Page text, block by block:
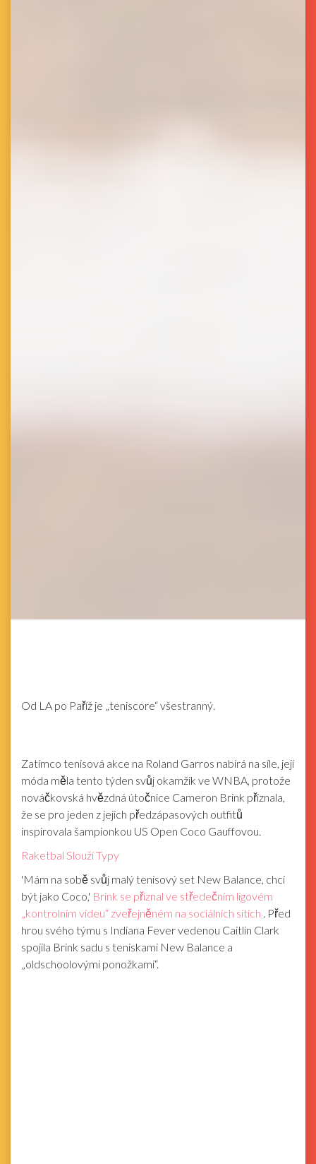
Od LA po Paříž je „teniscore“ všestranný.
Zatímco tenisová akce na Roland Garros nabírá na síle, její
móda měla tento týden svůj okamžik ve WNBA, protože
nováčkovská hvězdná útočnice Cameron Brink přiznala,
že se pro jeden z jejích předzápasových outfitů
inspirovala šampionkou US Open Coco Gauffovou.
Raketbal Slouží Typy
'Mám na sobě svůj malý tenisový set New Balance, chci
být jako Coco,' Brink se přiznal ve středečním ligovém
„kontrolním videu“ zveřejněném na sociálních sítích . Před
hrou svého týmu s Indiana Fever vedenou Caitlin Clark
spojila Brink sadu s teniskami New Balance a
„oldschoolovými ponožkami“.